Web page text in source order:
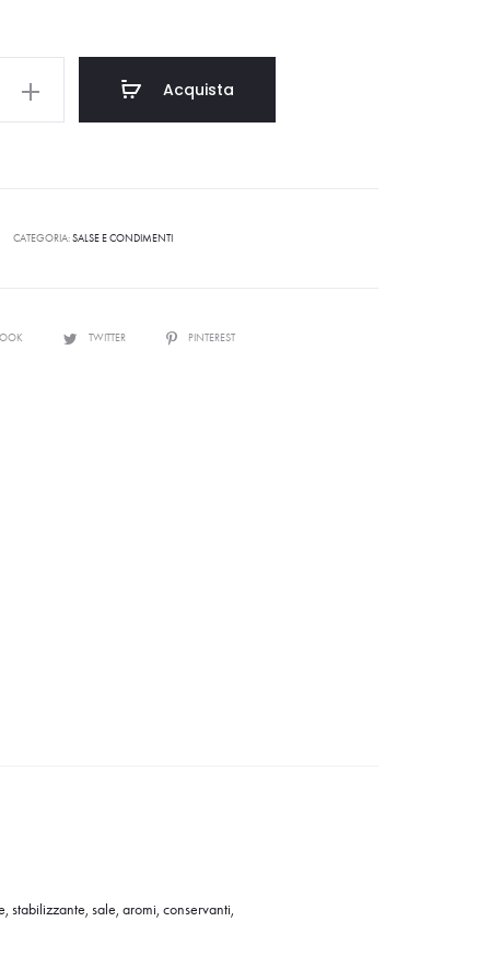
Acquista
CATEGORIA:SALSE E CONDIMENTI
TWITTER PINTEREST
stabilizzante, sale, aromi, conservanti,